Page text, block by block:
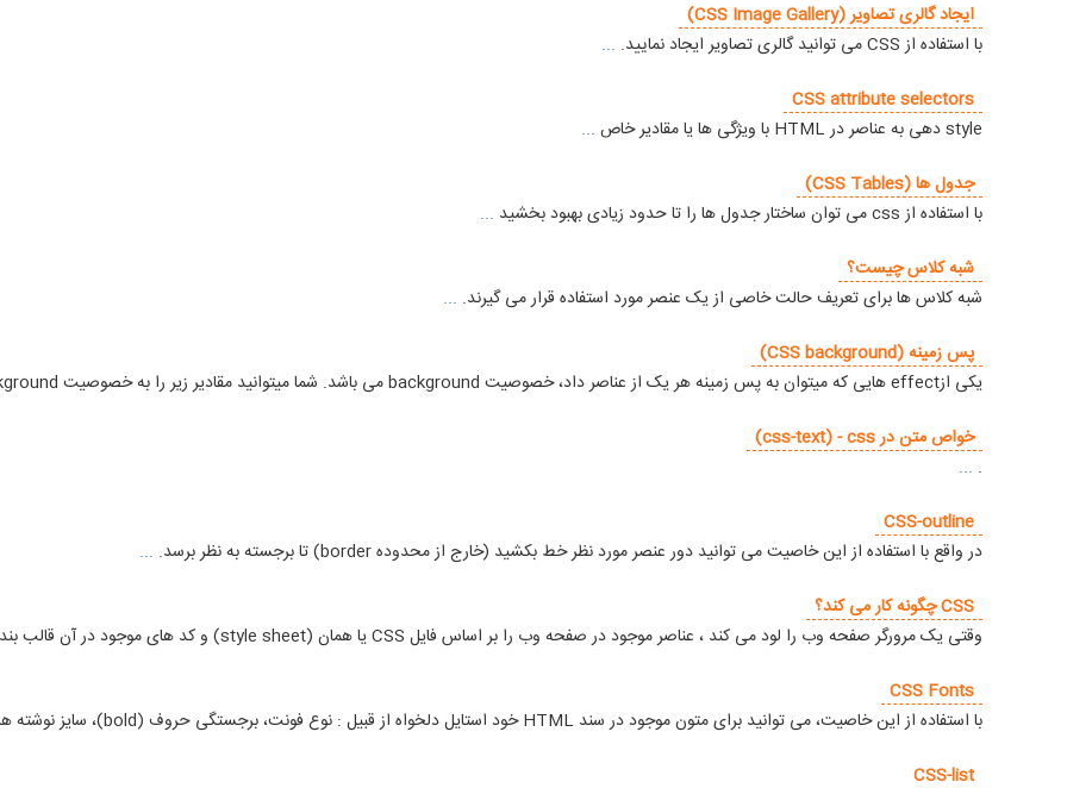
ایجاد گالری تصاویر (CSS Image Gallery)
با استفاده از CSS می توانید گالری تصاویر ایجاد نمایید.
...
CSS attribute selectors
style دهی به عناصر در HTML با ویژگی ها یا مقادیر خاص
...
جدول ها (CSS Tables)
با استفاده از css می توان ساختار جدول ها را تا حدود زیادی بهبود بخشید
...
شبه کلاس چیست؟
شبه کلاس ها برای تعریف حالت خاصی از یک عنصر مورد استفاده قرار می گیرند. ...
پس زمینه (CSS background)
یکی ازeffect هایی که میتوان به پس زمینه هر یک از عناصر داد، خصوصیت background می باشد. شما میتوانید مقادیر زیر را به خصوصیت background بدهید.
خواص متن در css-text) - css)
.
...
CSS-outline
در واقع با استفاده از این خاصیت می توانید دور عنصر مورد نظر خط بکشید (خارج از محدوده border) تا برجسته به نظر برسد.
...
CSS چگونه کار می کند؟
وقتی یک مرورگر صفحه وب را لود می کند ، عناصر موجود در صفحه وب را بر اساس فایل CSS یا همان (style sheet) و کد های موجود در آن قالب بندی و مرتب کرده و نمایش می دهد.
CSS Fonts
با استفاده از این خاصیت، می توانید برای متون موجود در سند HTML خود استایل دلخواه از قبیل : نوع فونت، برجستگی حروف (bold)، سایز نوشته ها را تعیین کنید.
CSS-list